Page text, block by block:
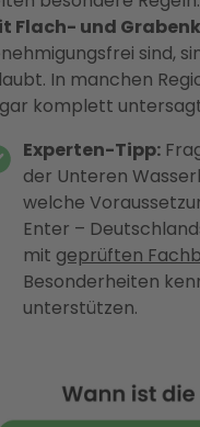
Flach- und
sind,
In manchen
komplett
Experten-Tipp:
der Unteren
welche
Enter –
mit geprüften
Besonderheiten
unterstützen.